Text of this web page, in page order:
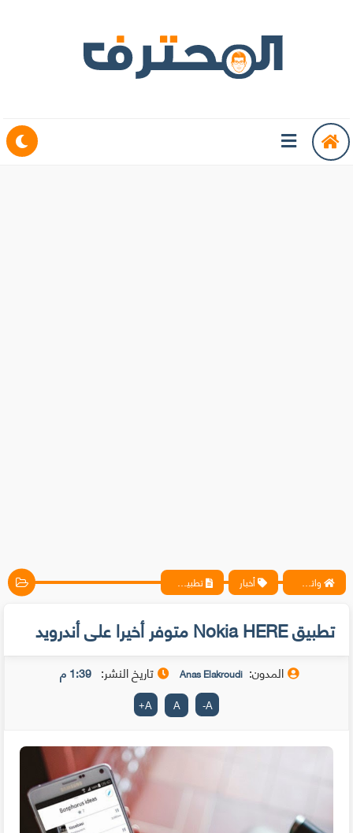
واتس آب ، فيسبوك ، أنترنت ، شروحات تقنية حصرية - المحترف أخبار تطبيق Nokia HERE متوفر أخيرا على أندرويد
تطبيق Nokia HERE متوفر أخيرا على أندرويد
المدون: Anas Elakroudi تاريخ النشر: 1:39 م
A
-
A
A
+